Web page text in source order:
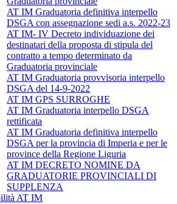
AT IM Graduatoria definitiva interpello
DSGA con assegnazione sedi a.s. 2022-23
AT IM- IV Decreto individuazione dei
destinatari della proposta di stipula del
contratto a tempo determinato da
Graduatoria provinciale
AT IM Graduatoria provvisoria interpello
DSGA del 14-9-2022
AT IM GPS SURROGHE
AT IM Graduatoria interpello DSGA
rettificata
AT IM Graduatoria definitiva interpello
DSGA per la provincia di Imperia e per le
province della Regione Liguria
AT IM DECRETO NOMINE DA
GRADUATORIE PROVINCIALI DI
SUPPLENZA
AT IM